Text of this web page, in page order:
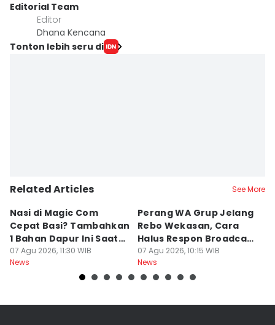
Editorial Team
Editor
Dhana Kencana
Tonton lebih seru di
Related Articles See More
Nasi di Magic Com
Cepat Basi? Tambahkan
1 Bahan Dapur Ini Saat
Menanak, Awet 2 Hari
07 Agu 2026, 11:30 WIB
News
Perang WA Grup Jelang
Rebo Wekasan, Cara
Halus Respon Broadcast
Parno
07 Agu 2026, 10:15 WIB
News